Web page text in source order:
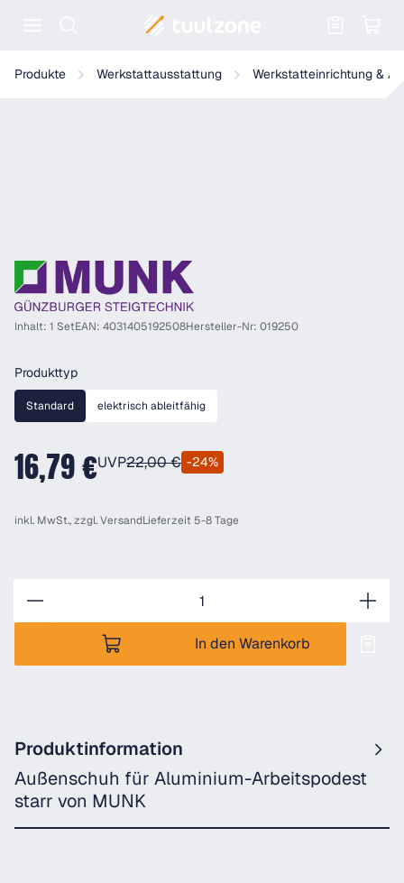
Produkte Werkstattausstattung Werkstatteinrichtung &
Munk Außenschuh für Aluminium-Arbeitspodest starr
Inhalt: 1 SetEAN: 4031405192508Hersteller-Nr: 019250
Produkttypauswählen
Standard elektrisch ableitfähig
16,79 €UVP22,00 € -24%
inkl. MwSt., zzgl.VersandLieferzeit 5-8 Tage
In den Warenkorb
Produktinformation
Außenschuh für Aluminium-Arbeitspodest
starr von MUNK